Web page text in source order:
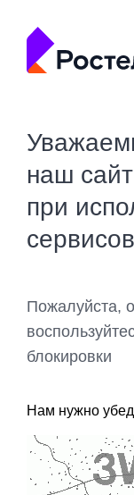
наш
при
сервисов
Пожалуйста,
блокировки
Нам нужно